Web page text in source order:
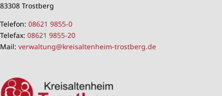
83308 Trostberg
Telefon: 08621 9855-0
Telefax: 08621 9855-20
Mail: verwaltung@kreisaltenheim-trostberg.de